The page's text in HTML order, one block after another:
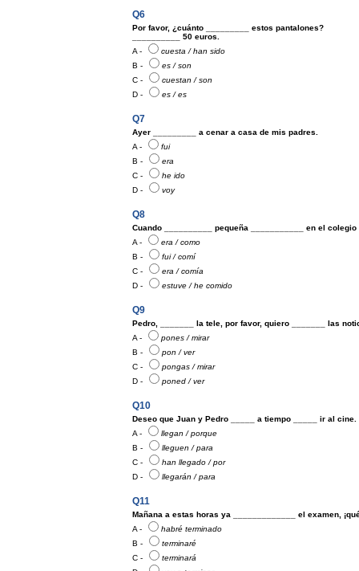
Q6
Por favor, ¿cuánto _________ estos pantalones?
__________ 50 euros.
A -
cuesta / han sido
B -
es / son
C -
cuestan / son
D -
es / es
Q7
Ayer _________ a cenar a casa de mis padres.
A -
fui
B -
era
C -
he ido
D -
voy
Q8
Cuando __________ pequeña ___________ en el
A -
era / como
B -
fui / comí
C -
era / comía
D -
estuve / he comido
Q9
Pedro, _______ la tele, por favor, quiero _______ las
A -
pones / mirar
B -
pon / ver
C -
pongas / mirar
D -
poned / ver
Q10
Deseo que Juan y Pedro _____ a tiempo _____ ir al cine.
A -
llegan / porque
B -
lleguen / para
C -
han llegado / por
D -
llegarán / para
Q11
Mañana a estas horas ya _____________ el examen,
A -
habré terminado
B -
terminaré
C -
terminará